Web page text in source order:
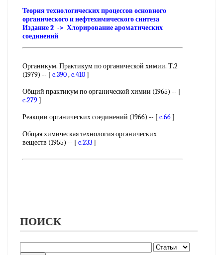
Теория технологических процессов основного
органического и нефтехимического синтеза
Издание 2 -> Хлорирование ароматических
соединений
Органикум. Практикум по органической химии. Т.2
(1979) -- [ c.390,c.410]
Общий практикум по органической химии (1965) -- [
c.279]
Реакции органических соединений (1966) -- [ c.66]
Общая химическая технология органических
веществ (1955) -- [ c.233]
ПОИСК